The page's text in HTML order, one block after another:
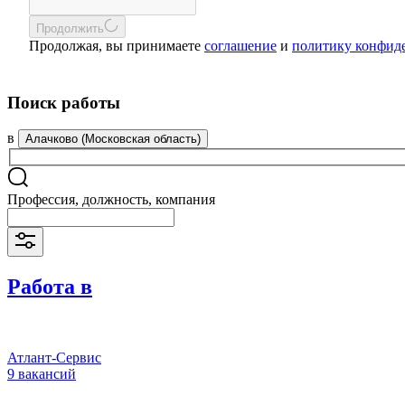
Продолжить
Продолжая, вы принимаете соглашение и политику
Поиск работы
в Алачково (Московская область)
Профессия, должность, компания
Работа в
Атлант-Сервис
9 вакансий